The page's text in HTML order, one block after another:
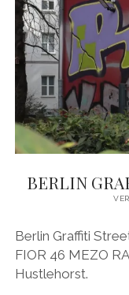
BERLIN
Berlin Graffiti
FIOR 46 MEZO
Hustlehorst.